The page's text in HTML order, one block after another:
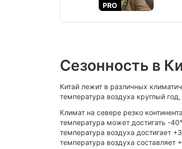
PRO
Сезонность в
Китай лежит в различных
температура воздуха круглый
Климат на севере резко
температура может достигать -
температура воздуха достигает
температура воздуха составляет